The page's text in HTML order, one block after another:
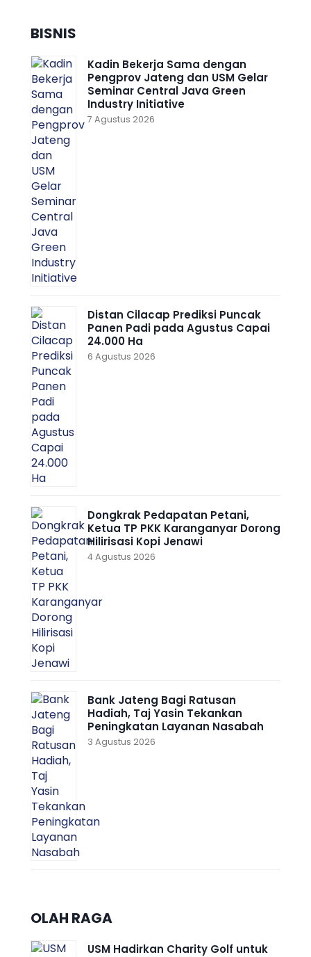
BISNIS
Kadin Bekerja Sama dengan
Pengprov Jateng dan USM Gelar
Seminar Central Java Green
Industry Initiative
7 Agustus 2026
Distan Cilacap Prediksi Puncak
Panen Padi pada Agustus Capai
24.000 Ha
6 Agustus 2026
Dongkrak Pedapatan Petani,
Ketua TP PKK Karanganyar Dorong
Hilirisasi Kopi Jenawi
4 Agustus 2026
Bank Jateng Bagi Ratusan
Hadiah, Taj Yasin Tekankan
Peningkatan Layanan Nasabah
3 Agustus 2026
OLAH RAGA
USM Hadirkan Charity Golf untuk